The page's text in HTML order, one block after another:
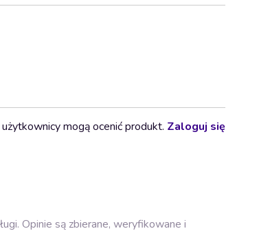
mogą ocenić produkt. Zaloguj się
Opinie są zbierane, weryfikowane i